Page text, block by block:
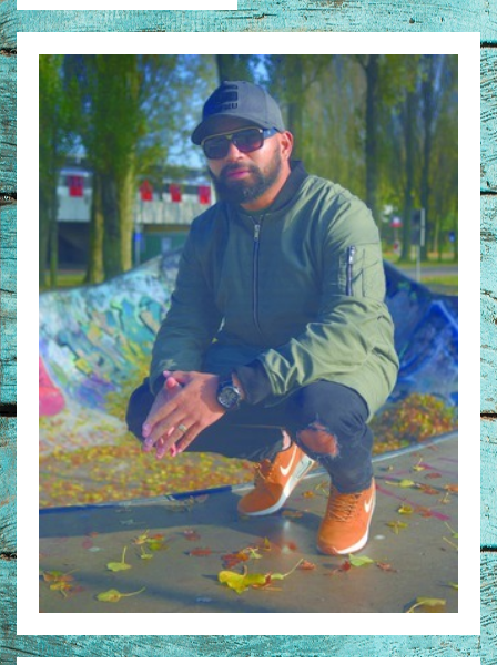
Koopjes
De Barbaar-boeken
Bestellen en retourneren
Sprekers
Challenge Liefdevol Ouderschap
Bijbelstudie